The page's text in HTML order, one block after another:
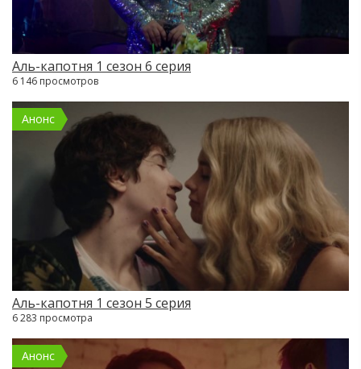
Аль-капотня 1 сезон 6 серия
6 146 просмотров
Анонс
Аль-капотня 1 сезон 5 серия
6 283 просмотра
Анонс